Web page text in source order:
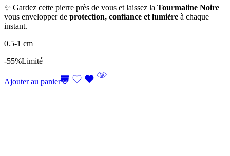
✨ Gardez cette pierre près de vous et laissez la Tourmaline Noire
vous envelopper de protection, confiance et lumière à chaque
instant.
0.5-1 cm
-55%Limité
Ajouter au panier